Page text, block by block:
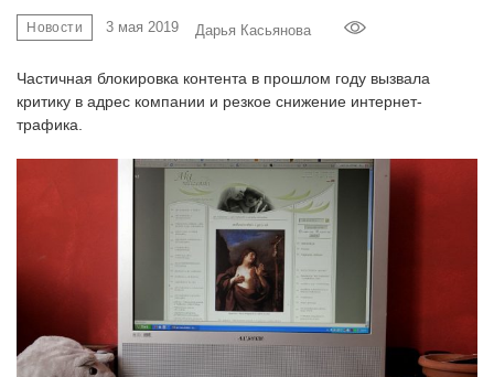
Новости 3 мая 2019 Дарья Касьянова
Частичная блокировка контента в прошлом году вызвала
критику в адрес компании и резкое снижение интернет-
трафика.